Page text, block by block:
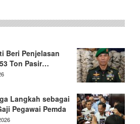
Beri Penjelasan
Ton Pasir…
Langkah sebagai
Pegawai Pemda